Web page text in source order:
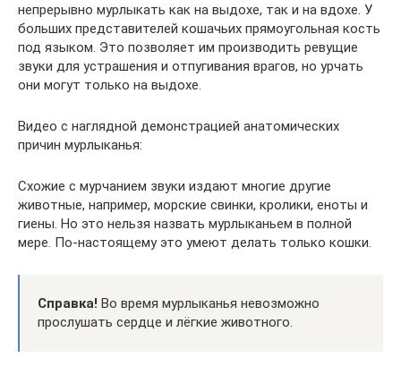
непрерывно мурлыкать как на выдохе, так и на вдохе. У
больших представителей кошачьих прямоугольная кость
под языком. Это позволяет им производить ревущие
звуки для устрашения и отпугивания врагов, но урчать
они могут только на выдохе.
Видео с наглядной демонстрацией анатомических
причин мурлыканья:
Схожие с мурчанием звуки издают многие другие
животные, например, морские свинки, кролики, еноты и
гиены. Но это нельзя назвать мурлыканьем в полной
мере. По-настоящему это умеют делать только кошки.
Справка! Во время мурлыканья невозможно
прослушать сердце и лёгкие животного.